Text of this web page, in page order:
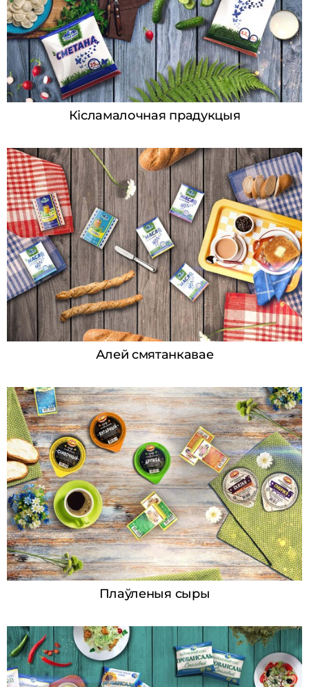
Кісламалочная прадукцыя
Алей смятанкавае
Плаўленыя сыры